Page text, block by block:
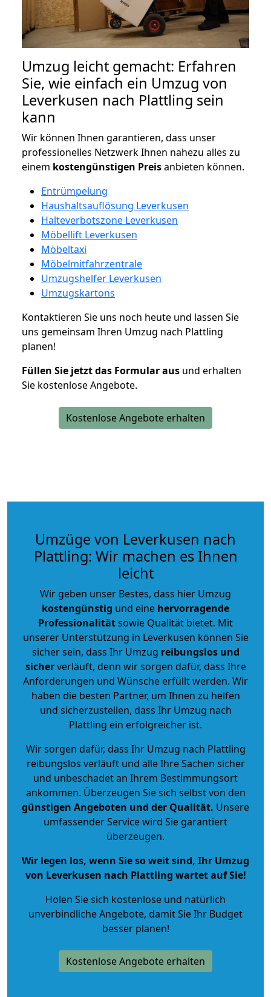
Umzug leicht gemacht: Erfahren
Sie, wie einfach ein Umzug von
Leverkusen nach Plattling sein
kann
Wir können Ihnen garantieren, dass unser
professionelles Netzwerk Ihnen nahezu alles zu
einem kostengünstigen Preisanbieten können.
Entrümpelung
Haushaltsauflösung Leverkusen
Halteverbotszone Leverkusen
Möbellift Leverkusen
Möbeltaxi
Möbelmitfahrzentrale
Umzugshelfer Leverkusen
Umzugskartons
Kontaktieren Sie uns noch heute und lassen Sie
uns gemeinsam Ihren Umzug nach Plattling
planen!
Füllen Sie jetzt das Formular aus und erhalten
Sie kostenlose Angebote.
Kostenlose Angebote erhalten
Umzüge von Leverkusen nach
Plattling: Wir machen es Ihnen
leicht
Wir geben unser Bestes, dass hier Umzug
kostengünstig und eine hervorragende
Professionalitätsowie Qualität bietet. Mit
unserer Unterstützung in Leverkusen können Sie
sicher sein, dass Ihr Umzug reibungslos und
sicherverläuft, denn wir sorgen dafür, dass Ihre
Anforderungen und Wünsche erfüllt werden. Wir
haben die besten Partner, um Ihnen zu helfen
und sicherzustellen, dass Ihr Umzug nach
Plattling ein erfolgreicher ist.
Wir sorgen dafür, dass Ihr Umzug nach Plattling
reibungslos verläuft und alle Ihre Sachen sicher
und unbeschadet an Ihrem Bestimmungsort
ankommen. Überzeugen Sie sich selbst von den
günstigen Angeboten und der Qualität. Unsere
umfassender Service wird Sie garantiert
überzeugen.
Wir legen los, wenn Sie so weit sind, Ihr Umzug
von Leverkusen nach Plattling wartet auf Sie!
Holen Sie sich kostenlose und natürlich
unverbindliche Angebote, damit Sie Ihr Budget
besser planen!
Kostenlose Angebote erhalten